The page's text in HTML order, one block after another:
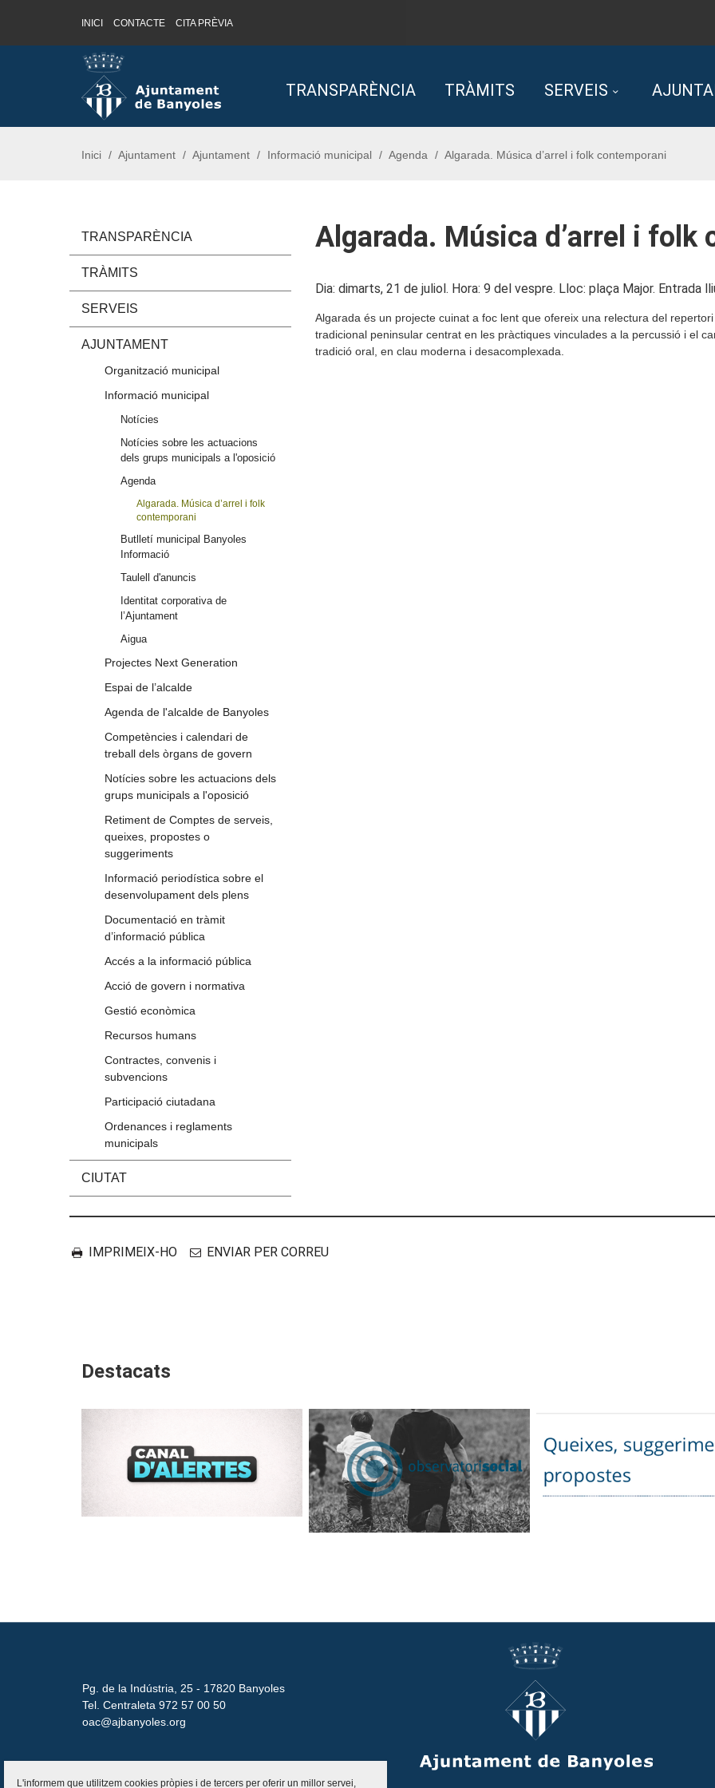
Saltar al contingut
Saltar a la navegació
Informació de contacte
INICI CONTACTE CITA PRÈVIA
TRANSPARÈNCIA TRÀMITS SERVEIS
Inici Ajuntament Ajuntament Informació municipal Agenda Algarada. Música d’arrel i folk contemporani
Algarada. Música d’arrel i folk
Dia: dimarts, 21 de juliol. Hora: 9 del vespre. Lloc: plaça Major. Entrada
Algarada és un projecte cuinat a foc lent que ofereix una relectura del repertori
tradicional peninsular centrat en les pràctiques vinculades a la percussió i el
tradició oral, en clau moderna i desacomplexada.
TRANSPARÈNCIA
TRÀMITS
SERVEIS
AJUNTAMENT
Organització municipal
Informació municipal
Notícies
Notícies sobre les actuacions
dels grups municipals a l'oposició
Agenda
Algarada. Música d’arrel i folk
contemporani
Butlletí municipal Banyoles
Informació
Taulell d'anuncis
Identitat corporativa de
l’Ajuntament
Aigua
Projectes Next Generation
Espai de l’alcalde
Agenda de l'alcalde de Banyoles
Competències i calendari de
treball dels òrgans de govern
Notícies sobre les actuacions dels
grups municipals a l'oposició
Retiment de Comptes de serveis,
queixes, propostes o
suggeriments
Informació periodística sobre el
desenvolupament dels plens
Documentació en tràmit
d’informació pública
Accés a la informació pública
Acció de govern i normativa
Gestió econòmica
Recursos humans
Contractes, convenis i
subvencions
Participació ciutadana
Ordenances i reglaments
municipals
CIUTAT
Document
IMPRIMEIX-HO ENVIAR PER CORREU
Destacats
Pg. de la Indústria, 25 - 17820 Banyoles
Tel. Centraleta 972 57 00 50
oac@ajbanyoles.org
L'informem que utilitzem cookies pròpies i de tercers per oferir un millor servei,